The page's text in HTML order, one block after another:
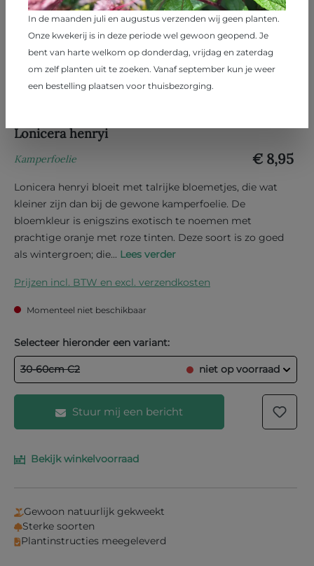
Lonicera henryi
Kamperfoelie € 8,95
Lonicera henryi bloeit met talrijke bloemetjes, die wat
kleiner zijn dan bij de gewone kamperfoelie. De
bloemkleur is enigszins exotisch te noemen met
prachtige oranje met roze tinten. Deze soort is zo goed
als wintergroen; die... Lees verder
Prijzen incl. BTW en excl. verzendkosten
Momenteel niet beschikbaar
Selecteer hieronder een variant:
30-60cm C2 niet op voorraad
Stuur mij een bericht
Vul je e-mailadres in het onderstaande veld in en
voorraad is.
Bekijk winkelvoorraad
Gewoon natuurlijk gekweekt
Sterke soorten
Plantinstructies meegeleverd
In de maanden juli en augustus verzenden wij geen planten.
Onze kwekerij is in deze periode wel gewoon geopend. Je
bent van harte welkom op donderdag, vrijdag en zaterdag
om zelf planten uit te zoeken. Vanaf september kun je weer
een bestelling plaatsen voor thuisbezorging.